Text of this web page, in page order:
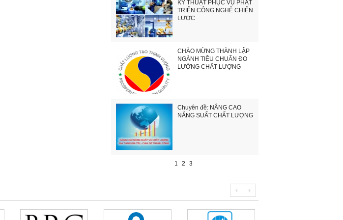
KỸ THUẬT PHỤC VỤ PHÁT
TRIỂN CÔNG NGHỆ CHIẾN
LƯỢC
CHÀO MỪNG THÀNH LẬP
NGÀNH TIÊU CHUẨN ĐO
LƯỜNG CHẤT LƯỢNG
Chuyên đề: NÂNG CAO
NĂNG SUẤT CHẤT LƯỢNG
1 2 3